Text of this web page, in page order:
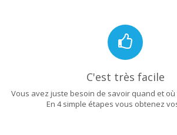
C'est très facile
Vous avez juste besoin de savoir quand et
En 4 simple étapes vous obtenez